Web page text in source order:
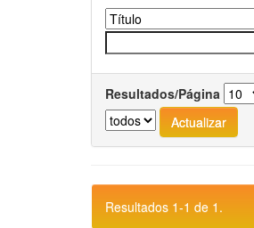
Resultados/Página
Resultados 1-1 de 1.